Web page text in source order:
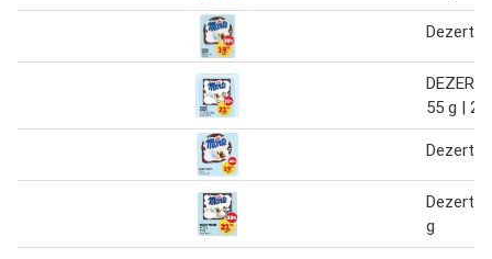
Dezert
DEZERT
55 g |
Dezert
Dezert
g